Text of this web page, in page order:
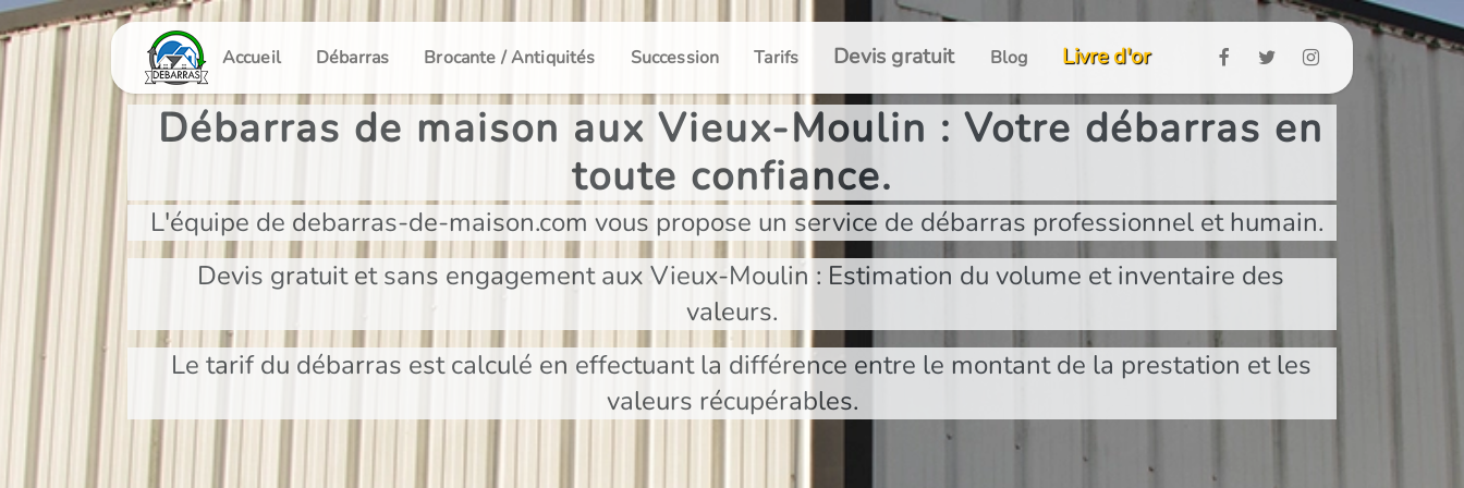
Accueil Débarras Brocante / Antiquités Succession Tarifs Devis gratuit Blog Livre d'or
Débarras de maison aux Vieux-Moulin : Votre débarras en
toute confiance.
L'équipe de debarras-de-maison.com vous propose un service de débarras professionnel et humain.
Devis gratuit et sans engagement aux Vieux-Moulin : Estimation du volume et inventaire des
valeurs.
Le tarif du débarras est calculé en effectuant la différence entre le montant de la prestation et les
valeurs récupérables.
Panneau de gestion des cookies